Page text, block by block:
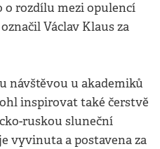
o rozdílu mezi opulencí
Václav Klaus za
návštěvou u akademiků
inspirovat také čerstvě
ruskou sluneční
vyvinuta a postavena za